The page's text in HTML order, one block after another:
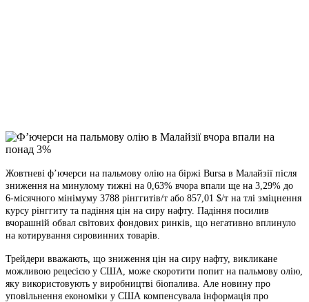
Link
Print
Жовтневі ф’ючерси на пальмову олію на біржі Bursa в Малайзії після
зниження на минулому тижні на 0,63% вчора впали ще на 3,29% до
6-місячного мінімуму 3788 рінггитів/т або 857,01 $/т на тлі зміцнення
курсу рінггиту та падіння цін на сиру нафту. Падіння посилив
вчорашній обвал світових фондових ринків, що негативно вплинуло
на котирування сировинних товарів.
Трейдери вважають, що зниження цін на сиру нафту, викликане
можливою рецесією у США, може скоротити попит на пальмову олію,
яку використовують у виробництві біопалива. Але новину про
уповільнення економіки у США компенсувала інформація про